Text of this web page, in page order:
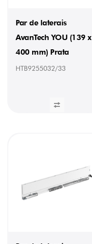
Par de laterais
AvanTech YOU (139 x
400 mm) Prata
HTB9255032/33